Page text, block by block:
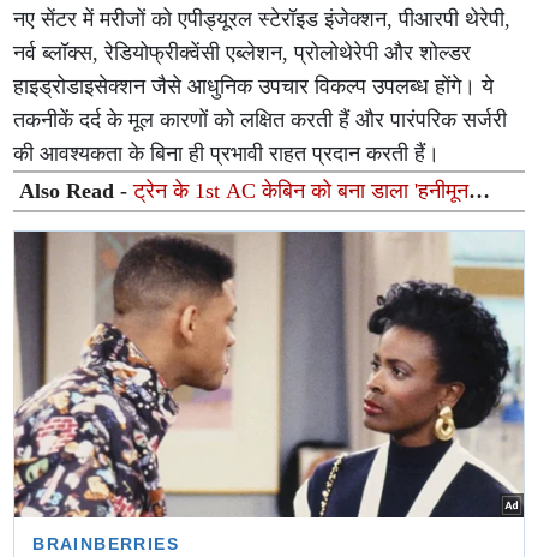
नए सेंटर में मरीजों को एपीड्यूरल स्टेरॉइड इंजेक्शन, पीआरपी थेरेपी,
नर्व ब्लॉक्स, रेडियोफ्रीक्वेंसी एब्लेशन, प्रोलोथेरेपी और शोल्डर
हाइड्रोडाइसेक्शन जैसे आधुनिक उपचार विकल्प उपलब्ध होंगे। ये
तकनीकें दर्द के मूल कारणों को लक्षित करती हैं और पारंपरिक सर्जरी
की आवश्यकता के बिना ही प्रभावी राहत प्रदान करती हैं।
Also Read -ट्रेन के 1st AC केबिन को बना डाला 'हनीमून
सुइट', गुलाब और गुब्बारों से सजावट का वीडियो वायरल होने के बाद
TTE सस्पेंड